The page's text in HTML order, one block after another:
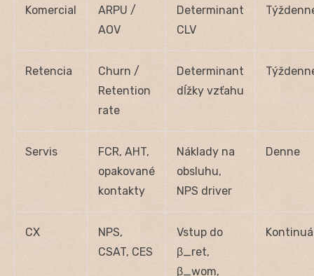
Komercial
ARPU /
AOV
Determinant
CLV
Retencia
Churn /
Retention
rate
Determinant
dĺžky vzťahu
Servis
FCR, AHT,
opakované
kontakty
Náklady na
obsluhu,
NPS driver
Den­ne
CX
NPS,
CSAT, CES
Vstup do
β_ret,
β_wom,